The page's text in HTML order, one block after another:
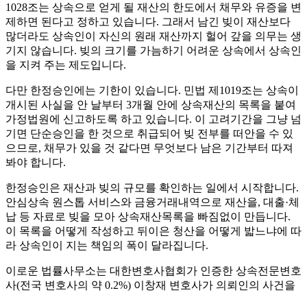
1028조는 상속으로 얻게 될 재산의 한도에서 채무와 유증을 변
제하면 된다고 정하고 있습니다. 그래서 남긴 빚이 재산보다
많더라도 상속인이 자신의 원래 재산까지 헐어 갚을 의무는 생
기지 않습니다. 빚의 크기를 가늠하기 어려운 상속에서 상속인
을 지켜 주는 제도입니다.
다만 한정승인에는 기한이 있습니다. 민법 제1019조는 상속이
개시된 사실을 안 날부터 3개월 안에 상속재산의 목록을 붙여
가정법원에 신고하도록 하고 있습니다. 이 고려기간을 그냥 넘
기면 단순승인을 한 것으로 취급되어 빚 전부를 떠안을 수 있
으므로, 채무가 있을 것 같다면 무엇보다 남은 기간부터 따져
봐야 합니다.
한정승인은 재산과 빚의 규모를 확인하는 일에서 시작합니다.
안심상속 원스톱 서비스와 금융거래내역으로 재산을, 대출·체
납 등 자료로 빚을 모아 상속재산목록을 빠짐없이 만듭니다.
이 목록을 어떻게 작성하고 뒤이은 청산을 어떻게 밟느냐에 따
라 상속인이 지는 책임의 폭이 달라집니다.
이로운 법률사무소는 대한변호사협회가 인증한 상속전문변호
사(전국 변호사의 약 0.2%) 이창재 변호사가 의뢰인의 사건을